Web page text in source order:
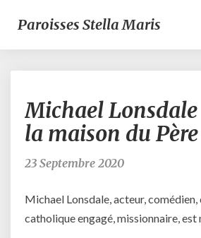
Paroisses Stella Maris
Lonsdale
a
rejoint
Père
Michael
la maison du Père
23 Septembre 2020
Michael Lonsdale, acteur,
catholique engagé, missionnaire, est